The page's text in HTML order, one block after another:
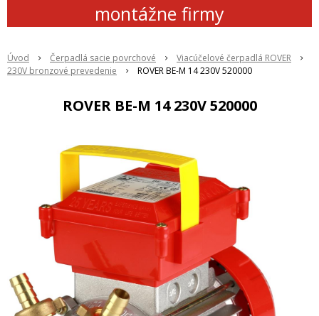
montážne firmy
Úvod Čerpadlá sacie povrchové
Viacúčelové čerpadlá ROVER
230V bronzové prevedenie
ROVER BE-M 14 230V 520000
ROVER BE-M 14 230V 520000